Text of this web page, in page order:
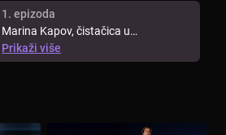
1. epizoda
Marina Kapov, čistačica u
zagrebačkoj policijskoj postaji s
iznimnim ...
Prikaži više